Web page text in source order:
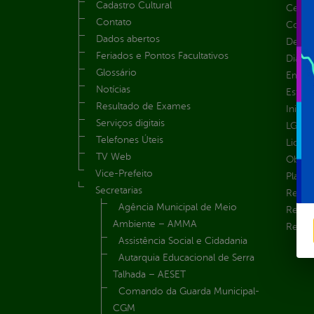
Cadastro Cultural
Contato
Dados abertos
Feriados e Pontos Facultativos
Glossário
Notícias
Resultado de Exames
Serviços digitais
Telefones Úteis
TV Web
Vice-Prefeito
Secretarias
Agência Municipal de Meio
Ambiente – AMMA
Assistência Social e Cidadania
Autarquia Educacional de Serra
Talhada – AESET
Comando da Guarda Municipal-
CGM
Diárias
Inicio
Obras